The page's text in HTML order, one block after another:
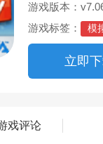
游戏版本：
游戏标签：
模
立即
戏评论